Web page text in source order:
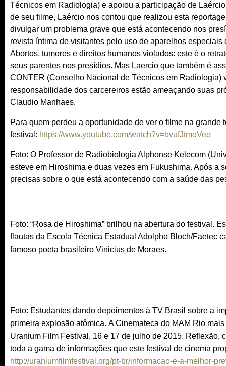
Técnicos em Radiologia) e apoiou a participação de
de seu filme, Laércio nos contou que realizou esta
divulgar um problema grave que está acontecendo nos
revista íntima de visitantes pelo uso de aparelhos especiais
Abortos, tumores e direitos humanos violados: este é o
seus parentes nos presídios. Mas Laercio que também é
CONTER (Conselho Nacional de Técnicos em
responsabilidade dos carcereiros estão ameaçando suas
Claudio Manhaes.
Para quem perdeu a oportunidade de ver o filme na grande
festival: https://www.youtube.com/watch?v=bvufJtmoVeo
Foto: O Professor de Radiobiologia Alphonse Kelecom
esteve em Hiroshima e duas vezes em Fukushima. Após
precisas sobre o que está acontecendo com a saúde das
Foto: “Rosa de Hiroshima” brilhou na abertura do festival.
flautas da Escola Técnica Estadual Adolpho Bloch/Faetec
famoso poeta brasileiro Vinicius de Moraes.
Foto: Estudantes dando depoimentos à TV Brasil sobre a
primeira explosão atômica. A Cinemateca do MAM Rio
Uranium Film Festival, 16 e 17 de julho de 2015. Reflexão,
toda a gama de informações que este festival de cinema
http://uraniumfilmfestival.org/pt-br/informacao-e-a-melhor-